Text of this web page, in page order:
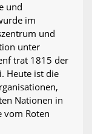
und
im
und
unter
trat 1815 der
Heute ist die
Nationen in
vom Roten